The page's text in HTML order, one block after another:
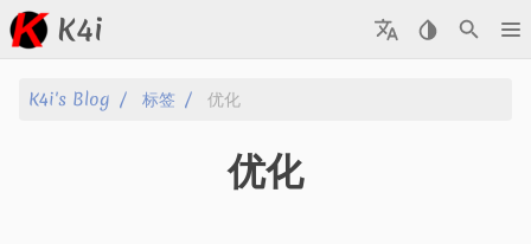
K4i
文章
K4i's Blog 标签 优化
优化